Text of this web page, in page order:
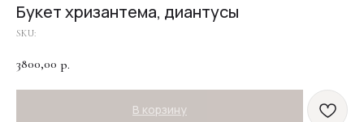
Букет хризантема, диантусы
SKU:
3800,00 р.
В корзину